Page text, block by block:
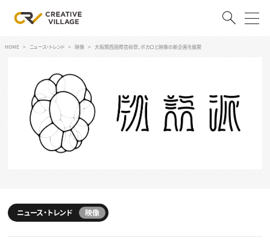
ログイン
RECRUIT
クリエイター求人を探す
スキルアップしたい！
HOME ニュース・トレンド 映像 大阪関西国際芸術祭、ボカロと映像の新企画を展開
ニュース・トレンド 映像